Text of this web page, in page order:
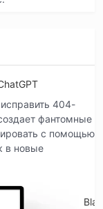
404-
фантомные
с помощью
в новые